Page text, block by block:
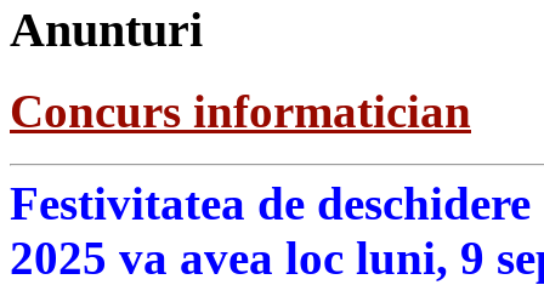
Anunturi
Concurs informatician
Festivitatea de
2025 va avea loc luni, 9